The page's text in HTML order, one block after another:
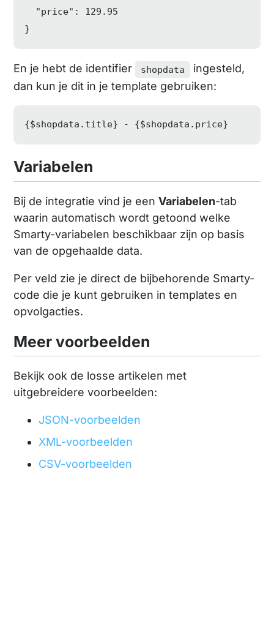
"price" : 129.95
}
En je hebt de identifier shopdata
ingesteld,
dan kun je dit in je template gebruiken:
{$shopdata .title} - {$shopdata .price}
Variabelen
Bij de integratie vind je eenVariabelen-tab
waarin automatisch wordt getoond welke
Smarty-variabelen beschikbaar zijn op basis
van de opgehaalde data.
Per veld zie je direct de bijbehorende Smarty-
code die je kunt gebruiken in templates en
opvolgacties.
Meer voorbeelden
Bekijk ook de losse artikelen met
uitgebreidere voorbeelden:
JSON-voorbeelden
XML-voorbeelden
CSV-voorbeelden